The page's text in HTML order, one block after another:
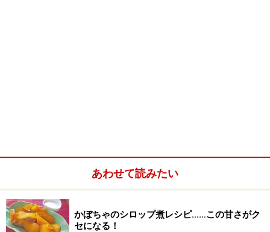
あわせて読みたい
かぼちゃのシロップ煮レシピ……この甘さがク
セになる！